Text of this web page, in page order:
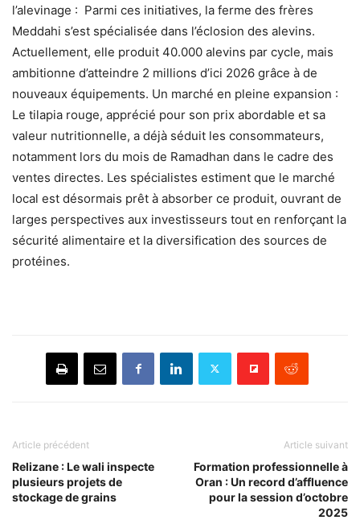
l’alevinage : Parmi ces initiatives, la ferme des frères
Meddahi s’est spécialisée dans l’éclosion des alevins.
Actuellement, elle produit 40.000 alevins par cycle, mais
ambitionne d’atteindre 2 millions d’ici 2026 grâce à de
nouveaux équipements. Un marché en pleine expansion :
Le tilapia rouge, apprécié pour son prix abordable et sa
valeur nutritionnelle, a déjà séduit les consommateurs,
notamment lors du mois de Ramadhan dans le cadre des
ventes directes. Les spécialistes estiment que le marché
local est désormais prêt à absorber ce produit, ouvrant de
larges perspectives aux investisseurs tout en renforçant la
sécurité alimentaire et la diversification des sources de
protéines.
Article précédent
Relizane : Le wali inspecte
plusieurs projets de
stockage de grains
Article suivant
Formation professionnelle à
Oran : Un record d’affluence
pour la session d’octobre
2025